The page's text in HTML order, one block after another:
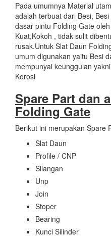
Pada umumnya Material
adalah terbuat dari Besi,
dasar pintu Folding Gate
Kuat,Kokoh , tidak sulit
rusak.Untuk Slat Daun
umum digunakan yaitu Besi
mempunyai keunggulan
Korosi
Spare Part dan
Folding Gate
Berikut ini merupakan Spare
Slat Daun
Profile / CNP
Silangan
Unp
Join
Stoper
Bearing
Kunci Silinder